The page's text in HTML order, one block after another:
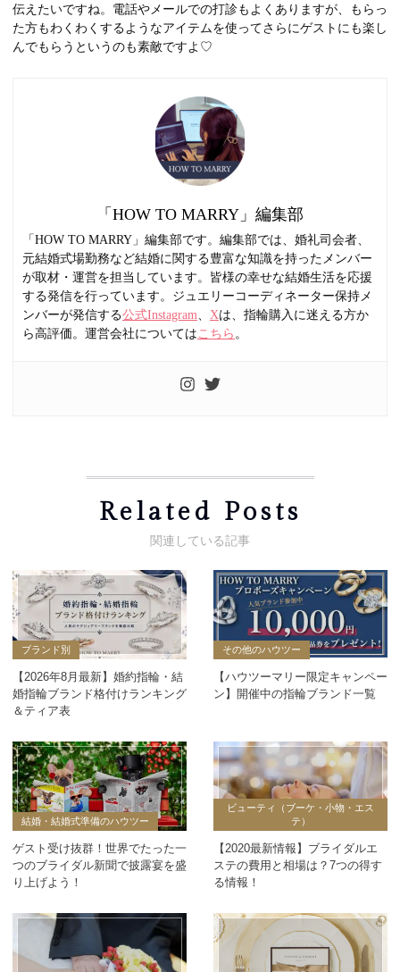
伝えたいですね。電話やメールでの打診もよくありますが、もらっ
た方もわくわくするようなアイテムを使ってさらにゲストにも楽し
んでもらうというのも素敵ですよ♡
「HOW TO MARRY」編集部
「HOW TO MARRY」編集部です。編集部では、婚礼司会者、
元結婚式場勤務など結婚に関する豊富な知識を持ったメンバー
が取材・運営を担当しています。皆様の幸せな結婚生活を応援
する発信を行っています。ジュエリーコーディネーター保持メ
ンバーが発信する公式Instagram Xは、指輪購入に迷える方か
ら高評価。運営会社については こちら 。
Related Posts
ブランド別
【2026年8月最新】婚約指輪・結
婚指輪ブランド格付けランキング
＆ティア表
その他のハウツー
【ハウツーマリー限定キャンペー
ン】開催中の指輪ブランド一覧
結婚・結婚式準備のハウツー
ゲスト受け抜群！世界でたった一
つのブライダル新聞で披露宴を盛
り上げよう！
ビューティ（ブーケ・小物・エス
テ）
【2020最新情報】ブライダルエ
ステの費用と相場は？7つの得す
る情報！